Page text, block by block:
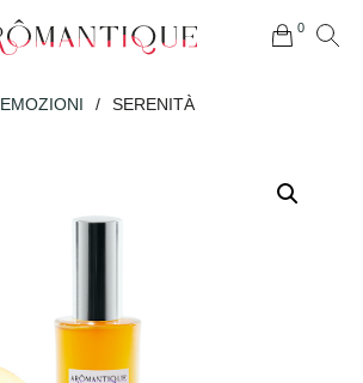
0
EMOZIONI / SERENITÀ